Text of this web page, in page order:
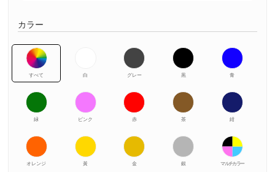
カラー
すべて 白 グレー 黒 青
緑 ピンク 赤 茶 紺
オレンジ 黃 金 銀 マルチカラー